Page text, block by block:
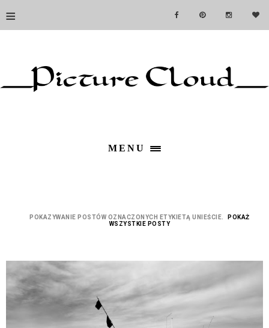
≡
MENU
POKAZYWANIE POSTÓW OZNACZONYCH ETYKIETĄUNIEŚCIE
POKAŻ
WSZYSTKIE POSTY